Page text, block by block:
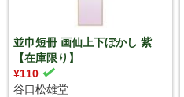
並巾短冊 画仙上下ぼかし 紫
【在庫限り】
¥110
谷口松雄堂